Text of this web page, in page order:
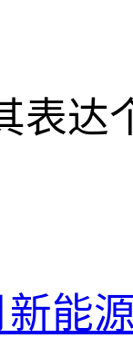
表达
能